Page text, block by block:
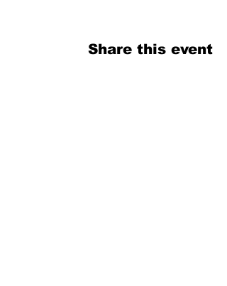
Share this event